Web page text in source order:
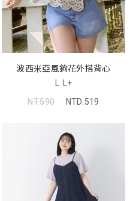
波西米亞風鉤花外搭背心
L L+
NT.590
NTD.519